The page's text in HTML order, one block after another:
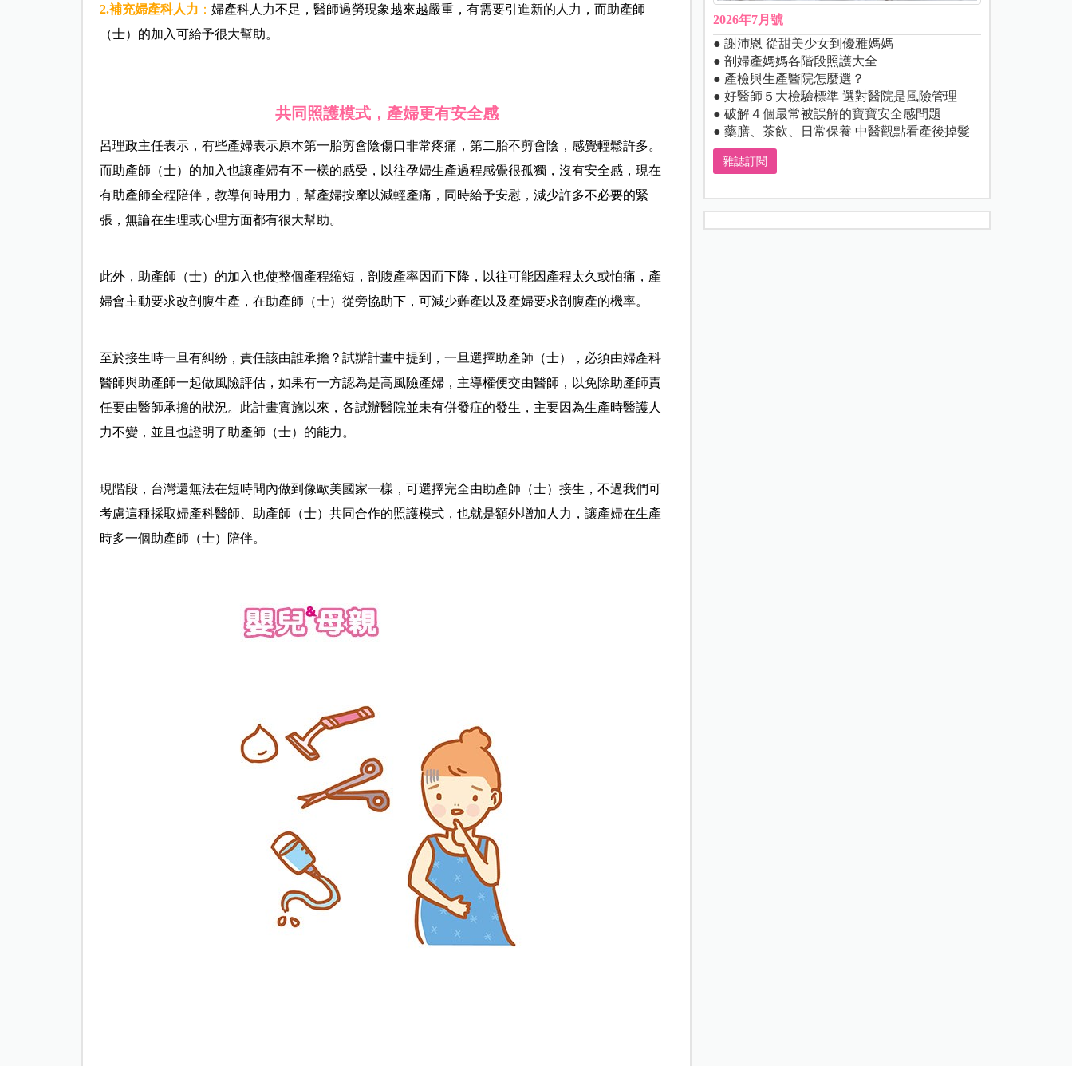
2.補充婦產科人力 ： 婦產科人力不足，醫師過勞現象越來越嚴重，有需要引進新的人力，而助產師
（士）的加入可給予很大幫助。
共同照護模式，產婦更有安全感
呂理政主任表示，有些產婦表示原本第一胎剪會陰傷口非常疼痛，第二胎不剪會陰，感覺輕鬆許多。
而助產師（士）的加入也讓產婦有不一樣的感受，以往孕婦生產過程感覺很孤獨，沒有安全感，現在
有助產師全程陪伴，教導何時用力，幫產婦按摩以減輕產痛，同時給予安慰，減少許多不必要的緊
張，無論在生理或心理方面都有很大幫助。
此外，助產師（士）的加入也使整個產程縮短，剖腹產率因而下降，以往可能因產程太久或怕痛，產
婦會主動要求改剖腹生產，在助產師（士）從旁協助下，可減少難產以及產婦要求剖腹產的機率。
至於接生時一旦有糾紛，責任該由誰承擔？試辦計畫中提到，一旦選擇助產師（士），必須由婦產科
醫師與助產師一起做風險評估，如果有一方認為是高風險產婦，主導權便交由醫師，以免除助產師責
任要由醫師承擔的狀況。此計畫實施以來，各試辦醫院並未有併發症的發生，主要因為生產時醫護人
力不變，並且也證明了助產師（士）的能力。
現階段，台灣還無法在短時間內做到像歐美國家一樣，可選擇完全由助產師（士）接生，不過我們可
考慮這種採取婦產科醫師、助產師（士）共同合作的照護模式，也就是額外增加人力，讓產婦在生產
時多一個助產師（士）陪伴。
2026年7月號
● 謝沛恩 從甜美少女到優雅媽媽
● 剖婦產媽媽各階段照護大全
● 產檢與生產醫院怎麼選？
● 好醫師５大檢驗標準 選對醫院是風險管理
● 破解４個最常被誤解的寶寶安全感問題
● 藥膳、茶飲、日常保養 中醫觀點看產後掉髮
雜誌訂閱